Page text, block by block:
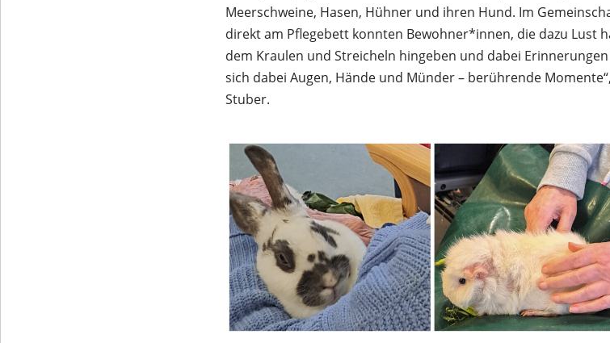
Meerschweine, Hasen, Hühner und ihren Hund. Im
direkt am Pflegebett konnten Bewohner*innen, die dazu Lust
dem Kraulen und Streicheln hingeben und dabei
sich dabei Augen, Hände und Münder – berührende
Stuber.